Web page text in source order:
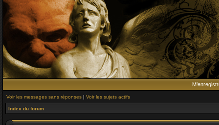
Voir les messages sans réponses | Voir les sujets actifs
Index du forum